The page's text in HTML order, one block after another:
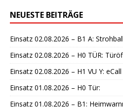
w
e
s
NEUESTE BEITRÄGE
Einsatz 02.08.2026 – B1 A:
Einsatz 02.08.2026 – H0 TÜR:
Einsatz 02.08.2026 – H1 VU Y:
Einsatz 01.08.2026 – H0 Tür:
Einsatz 01.08.2026 – B1: